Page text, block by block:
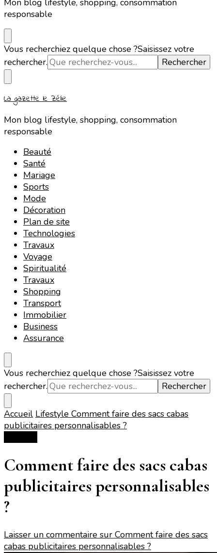
Mon blog lifestyle, shopping, consommation
responsable
Vous recherchiez quelque chose ?Saisissez votre
rechercher.
La gazette le Zélie
Mon blog lifestyle, shopping, consommation
responsable
Beauté
Santé
Mariage
Sports
Mode
Décoration
Plan de site
Technologies
Travaux
Voyage
Spiritualité
Travaux
Shopping
Transport
Immobilier
Business
Assurance
Vous recherchiez quelque chose ?Saisissez votre
rechercher.
Accueil Lifestyle Comment faire des sacs cabas
publicitaires personnalisables ?
Comment faire des sacs cabas
publicitaires personnalisables
?
Laisser un commentaire sur Comment faire des sacs
cabas publicitaires personnalisables ?